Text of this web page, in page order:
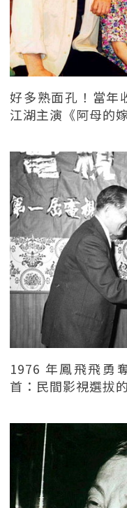
好多熟面孔！當年
江湖主演《阿母的
1976 年鳳飛飛勇
首：民間影視選拔